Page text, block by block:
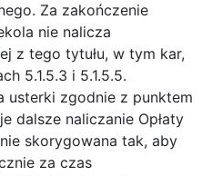
Za zakończenie
nie nalicza
z tego tytułu, w tym kar,
5.1.5.3 i 5.1.5.5.
usterki zgodnie z punktem
dalsze naliczanie Opłaty
skorygowana tak, aby
za czas